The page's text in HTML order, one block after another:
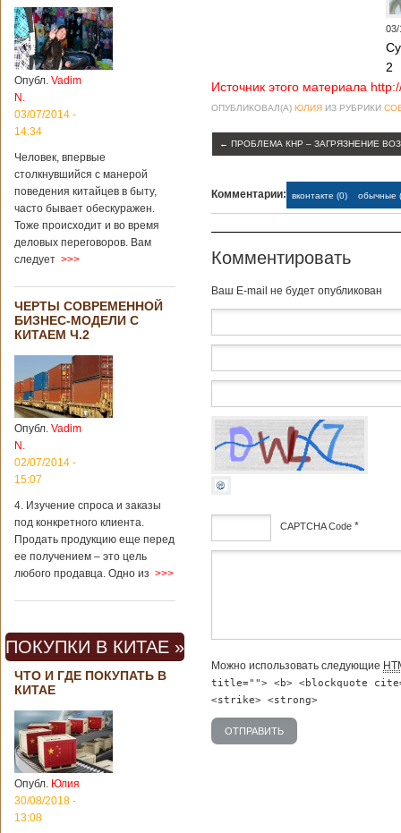
ссылаясь на
Синьцзянский
институт
археологии и
культурных
реликвий. Площадь
участка, на
котором добывали
бирюзу, составляет
квадратных
километров.
Сообщается, что
рудник состоит из
функциональных
Подробнее...
Опубликовано
для туристов
вещи в Китае
Традиции и образ
жизни жителей
Китая существенно
отличаются от
Мы собрали для
вас информацию о
вещах, которые
больше всего
удивляют туристов
в Поднебесной.
Металлодетекторы
не было, да и весь
Китай в этом
отношении
считается
государством. Но в
метрополитене
Шанхая или
Подробнее...
Опубликовано
23/09/2018 - 13:07
В Китае
появился на
свет ребенок
Опубл. Vadim
N.
03/07/2014 -
14:34
Человек, впервые
столкнувшийся с манерой
поведения китайцев в быту,
часто бывает обескуражен.
Тоже происходит и во время
деловых переговоров. Вам
следует >>>
ЧЕРТЫ СОВРЕМЕННОЙ
БИЗНЕС-МОДЕЛИ С
КИТАЕМ Ч.2
Опубл. Vadim
N.
02/07/2014 -
15:07
4. Изучение спроса и заказы
под конкретного клиента.
Продать продукцию еще перед
ее получением – это цель
любого продавца. Одно из >>>
ПОКУПКИ В КИТАЕ »
ЧТО И ГДЕ ПОКУПАТЬ В
КИТАЕ
Опубл. Юлия
30/08/2018 -
13:08
03/
2
Источник этого материала
ОПУБЛИКОВАЛ(А) ЮЛИЯ ИЗ РУБРИКИ
← ПРОБЛЕМА КНР – ЗАГРЯЗНЕНИЕ
Комментарии: вконтакте (0) обычные
Комментировать
Baш E-mail не будет опубликован
CAPTCHA Code *
Можно использовать следующие
title=""> <b> <blockquote
<strike> <strong>